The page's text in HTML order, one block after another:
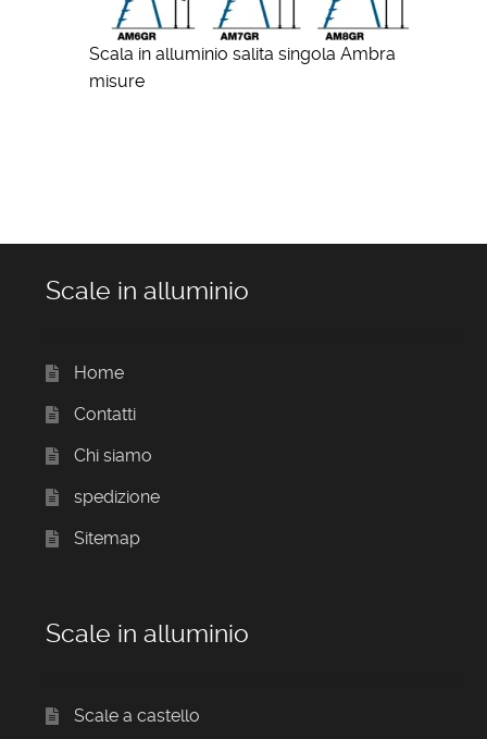
Scala in alluminio salita singola Ambra
misure
Scale in alluminio
Home
Contatti
Chi siamo
spedizione
Sitemap
Scale in alluminio
Scale a castello